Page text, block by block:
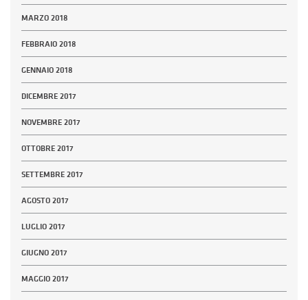
MARZO 2018
FEBBRAIO 2018
GENNAIO 2018
DICEMBRE 2017
NOVEMBRE 2017
OTTOBRE 2017
SETTEMBRE 2017
AGOSTO 2017
LUGLIO 2017
GIUGNO 2017
MAGGIO 2017